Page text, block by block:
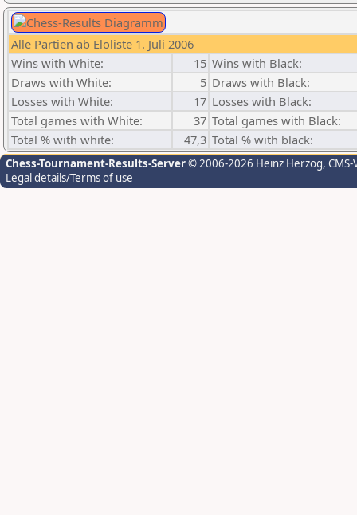
Alle Partien ab Eloliste 1. Juli 2006
Wins with White:
15 Wins with Black:
Draws with White:
5 Draws with Black:
Losses with White:
17 Losses with Black:
Total games with White:
37 Total games with Black:
Total % with white:
47,3 Total % with black:
Chess-Tournament-Results-Server© 2006-2026 Heinz Herzog,
Legal details/Terms of use